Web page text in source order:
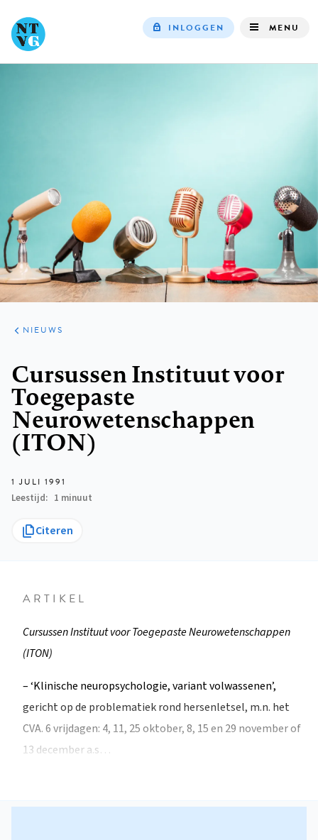
INLOGGEN MENU
ARTIKELEN
HET
KORT
NIEUWS
Cursussen Instituut voor
Toegepaste
Neurowetenschappen
(ITON)
1 JULI 1991
Leestijd
1 minuut
Citeren
ARTIKEL
Cursussen Instituut voor Toegepaste Neurowetenschappen
(ITON)
– ‘Klinische neuropsychologie, variant volwassenen’,
gericht op de problematiek rond hersenletsel, m.n. het
CVA. 6 vrijdagen: 4, 11, 25 oktober, 8, 15 en 29 november of
13 december a.s…